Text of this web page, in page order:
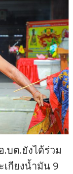
.บต.ยังได้ร่วม
กียงน้ำมัน 9